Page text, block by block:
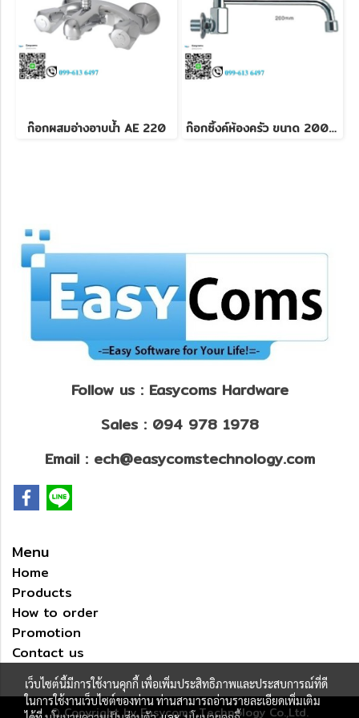
ก๊อกผสมอ่างอาบน้ำ AE 220 ก๊อกซิ้งค์ห้องครัว ขนาด 200 mm
Follow us : Easycoms Hardware
Sales : 094 978 1978
Email : ech@easycomstechnology.com
Menu
Home
Products
How to order
Promotion
Contact us
© Copyright by Easycoms Technology Co.,Ltd.
เว็บไซต์นี้มีการใช้งานคุกกี้ เพื่อเพิ่มประสิทธิภาพและประสบการณ์ที่ดี
ในการใช้งานเว็บไซต์ของท่าน ท่านสามารถอ่านรายละเอียดเพิ่มเติม